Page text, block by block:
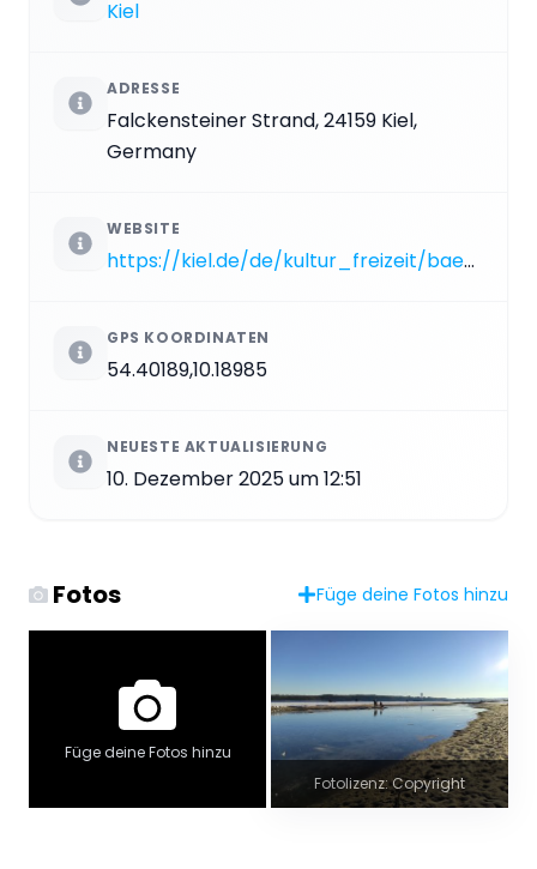
Kiel
ADRESSE
Falckensteiner Strand, 24159 Kiel,
Germany
WEBSITE
https://kiel.de/de/kultur_freizeit/baeder_straende/strand_falckenstein.php
GPS KOORDINATEN
54.40189,10.18985
NEUESTE AKTUALISIERUNG
10. Dezember 2025 um 12:51
Fotos Füge deine Fotos hinzu
Füge deine Fotos hinzu
Fotolizenz: Copyright